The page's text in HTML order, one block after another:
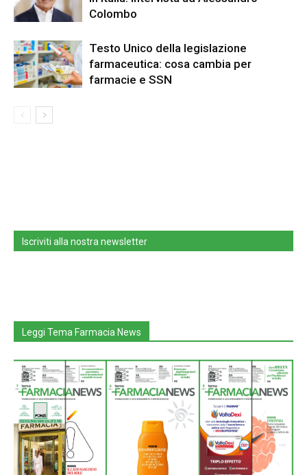
Colombo
Testo Unico della legislazione
farmaceutica: cosa cambia per
farmacie e SSN
Iscriviti alla nostra newsletter
Leggi Tema Farmacia News